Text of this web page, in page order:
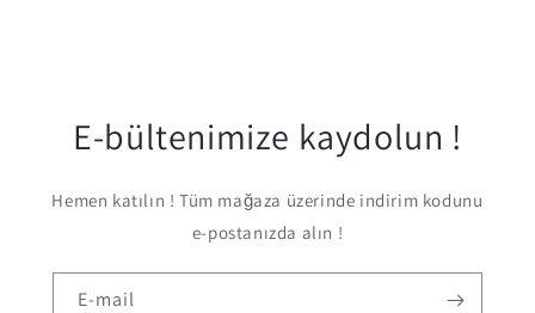
E-bültenimize kaydolun !
Hemen katılın ! Tüm mağaza üzerinde indirim kodunu
e-postanızda alın !
E-mail